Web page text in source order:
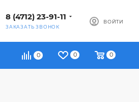
8 (4712) 23-91-11
ЗАКАЗАТЬ ЗВОНОК
ВОЙТИ
0 0 0